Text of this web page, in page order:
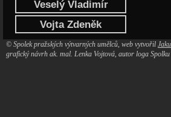
Veselý Vladimír
Vojta Zdeněk
© Spolek pražských výtvarných umělců, web vytvořil
grafický návrh ak. mal. Lenka Vojtová, autor loga